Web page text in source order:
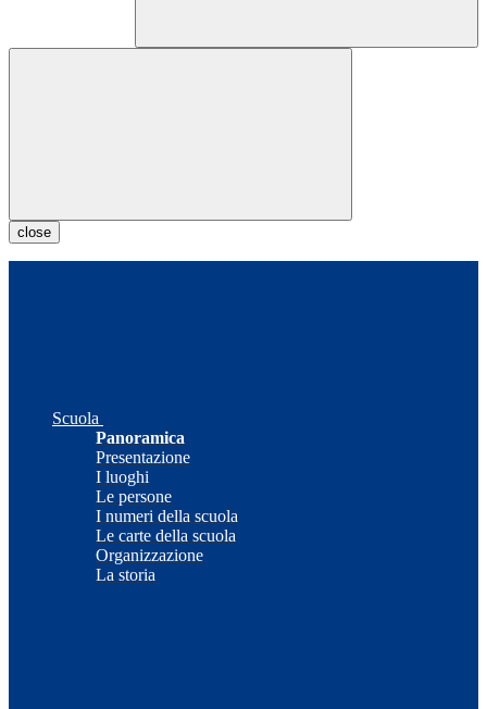
close
Scuola
Panoramica
Presentazione
I luoghi
Le persone
I numeri della scuola
Le carte della scuola
Organizzazione
La storia